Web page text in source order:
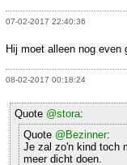
07-02-2017 22:40:36
Hij moet alleen nog even
08-02-2017 00:18:24
Quote @stora:
Quote @Bezinner:
Je zal zo'n kind toch
meer dicht doen.